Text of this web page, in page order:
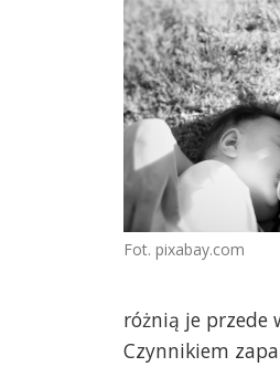
Fot. pixabay.com
różnią je przede
Czynnikiem